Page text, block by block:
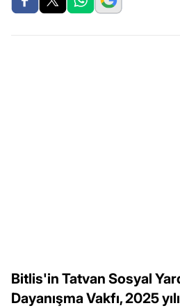
Bitlis'in Tatvan Sosyal
Dayanışma Vakfı, 2025